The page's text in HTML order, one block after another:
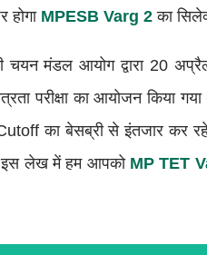
होगा MPESB Varg 2 का
चयन मंडल आयोग द्वारा 20
परीक्षा का आयोजन किया गया
का बेसब्री से इंतजार कर
इस लेख में हम आपको MP TET